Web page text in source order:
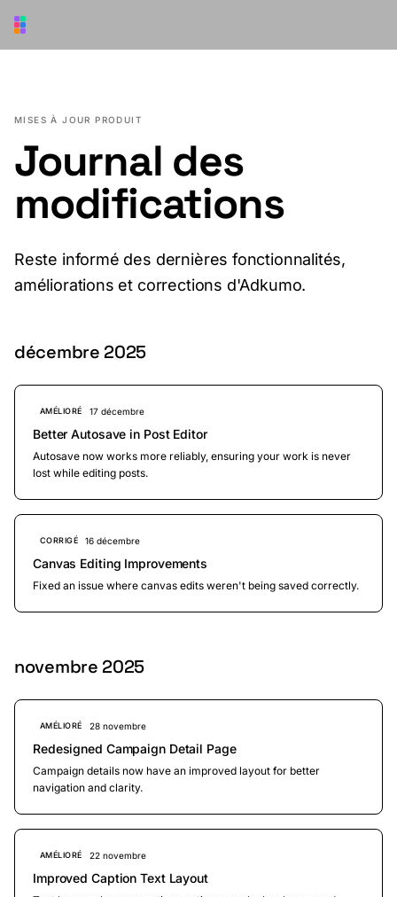
MISES À JOUR PRODUIT
Journal des
modifications
Reste informé des dernières fonctionnalités,
améliorations et corrections d'Adkumo.
décembre 2025
AMÉLIORÉ 17 décembre
Better Autosave in Post Editor
Autosave now works more reliably, ensuring your work is never
lost while editing posts.
CORRIGÉ 16 décembre
Canvas Editing Improvements
Fixed an issue where canvas edits weren't being saved correctly.
novembre 2025
AMÉLIORÉ 28 novembre
Redesigned Campaign Detail Page
Campaign details now have an improved layout for better
navigation and clarity.
AMÉLIORÉ 22 novembre
Improved Caption Text Layout